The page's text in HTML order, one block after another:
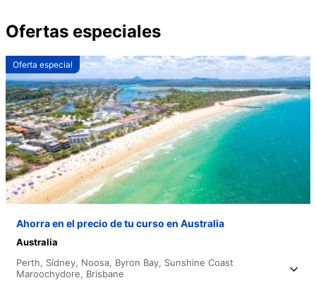
Ofertas especiales
Oferta especial
Ahorra en el precio de tu curso en Australia
Australia
Perth, Sídney, Noosa, Byron Bay, Sunshine Coast
Maroochydore, Brisbane